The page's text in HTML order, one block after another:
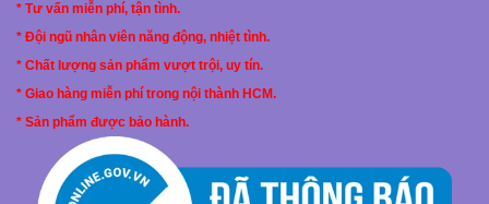
* Tư vấn miễn phí, tận tình.
* Đội ngũ nhân viên năng động, nhiệt tình.
* Chất lượng sản phẩm vượt trội, uy tín.
* Giao hàng miễn phí trong nội thành HCM.
* Sản phẩm được bảo hành.